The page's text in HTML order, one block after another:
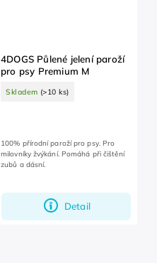
4DOGS Půlené jelení paroží
pro psy Premium M
Skladem (>10 ks)
Detail
100% přírodní paroží pro psy. Pro
milovníky žvýkání. Pomáhá při čištění
zubů a dásní.